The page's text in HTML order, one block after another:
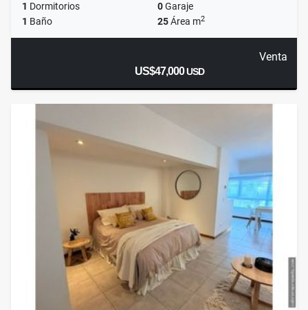
1 Dormitorios 0Garaje
1 Baño 25Área m2
Venta
US$47,000USD